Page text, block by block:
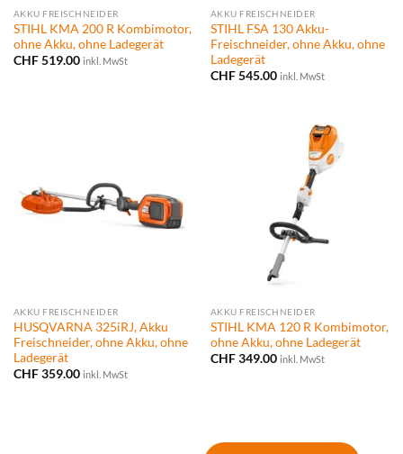
AKKU FREISCHNEIDER
STIHL KMA 200 R Kombimotor,
ohne Akku, ohne Ladegerät
CHF519.00 inkl. MwSt
AKKU FREISCHNEIDER
STIHL FSA 130 Akku-
Freischneider, ohne Akku, ohne
Ladegerät
CHF545.00 inkl. MwSt
AKKU FREISCHNEIDER
HUSQVARNA 325iRJ, Akku
Freischneider, ohne Akku, ohne
Ladegerät
CHF359.00 inkl. MwSt
AKKU FREISCHNEIDER
STIHL KMA 120 R Kombimotor,
ohne Akku, ohne Ladegerät
CHF349.00 inkl. MwSt